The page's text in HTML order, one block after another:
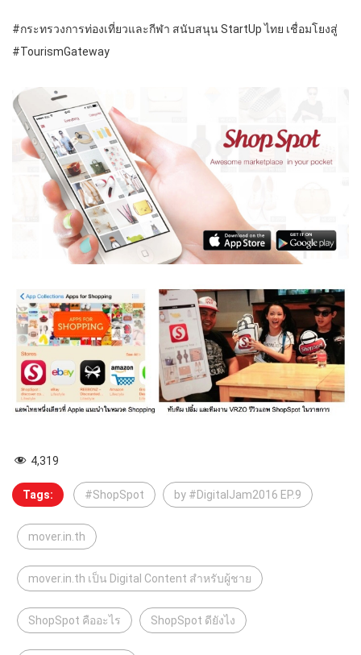
#กระทรวงการท่องเที่ยวและกีฬา สนับสนุน StartUp ไทย เชื่อมโยงสู่
#TourismGateway
4,319
Tags: #ShopSpot by #DigitalJam2016 EP.9
mover.in.th
mover.in.th เป็น Digital Content สำหรับผู้ชาย
ShopSpot คืออะไร ShopSpot ดียังไง